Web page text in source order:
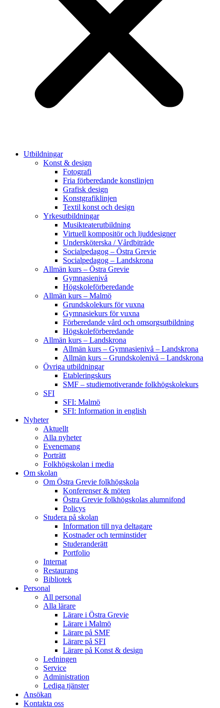
Utbildningar
Konst & design
Fotografi
Fria förberedande konstlinjen
Grafisk design
Konstgrafiklinjen
Textil konst och design
Yrkesutbildningar
Musikteaterutbildning
Virtuell kompositör och ljuddesigner
Undersköterska / Vårdbiträde
Socialpedagog – Östra Grevie
Socialpedagog – Landskrona
Allmän kurs – Östra Grevie
Gymnasienivå
Högskoleförberedande
Allmän kurs – Malmö
Grundskolekurs för vuxna
Gymnasiekurs för vuxna
Förberedande vård och omsorgsutbildning
Högskoleförberedande
Allmän kurs – Landskrona
Allmän kurs – Gymnasienivå – Landskrona
Allmän kurs – Grundskolenivå – Landskrona
Övriga utbildningar
Etableringskurs
SMF – studiemotiverande folkhögskolekurs
SFI
SFI: Malmö
SFI: Information in english
Nyheter
Aktuellt
Alla nyheter
Evenemang
Porträtt
Folkhögskolan i media
Om skolan
Om Östra Grevie folkhögskola
Konferenser & möten
Östra Grevie folkhögskolas alumnifond
Policys
Studera på skolan
Information till nya deltagare
Kostnader och terminstider
Studeranderätt
Portfolio
Internat
Restaurang
Bibliotek
Personal
All personal
Alla lärare
Lärare i Östra Grevie
Lärare i Malmö
Lärare på SMF
Lärare på SFI
Lärare på Konst & design
Ledningen
Service
Administration
Lediga tjänster
Ansökan
Kontakta oss